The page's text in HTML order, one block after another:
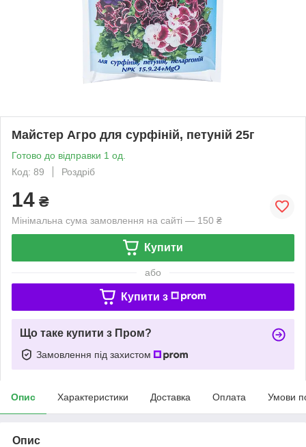
Майстер Агро для сурфіній, петуній 25г
Готово до відправки 1 од.
Код: 89
Роздріб
14 ₴
Мінімальна сума замовлення на сайті — 150 ₴
Купити
або
Купити з
Що таке купити з Пром?
Замовлення під захистом
Опис Характеристики Доставка Оплата Умови
Опис